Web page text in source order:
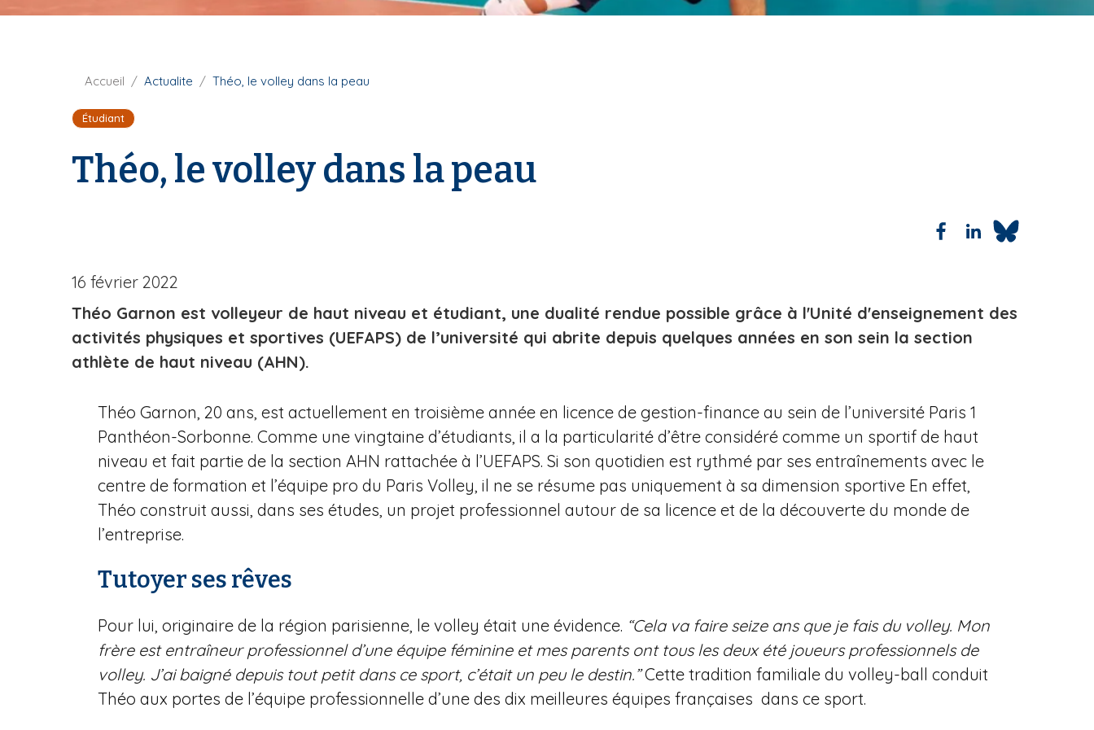
i
F
l
'
A
e
Accueil Actualite Théo, le volley dans la peau
Étudiant
Théo, le volley dans la peau
16 février 2022
Théo Garnon est volleyeur de haut niveau et étudiant, une dualité rendue possible grâce à l'Unité d'enseignement des
activités physiques et sportives (UEFAPS) de l’université qui abrite depuis quelques années en son sein la section
athlète de haut niveau (AHN).
Théo Garnon, 20 ans, est actuellement en troisième année en licence de gestion-finance au sein de l’université Paris 1
Panthéon-Sorbonne. Comme une vingtaine d’étudiants, il a la particularité d’être considéré comme un sportif de haut
niveau et fait partie de la section AHN rattachée à l’UEFAPS. Si son quotidien est rythmé par ses entraînements avec le
centre de formation et l’équipe pro du Paris Volley, il ne se résume pas uniquement à sa dimension sportive En effet,
Théo construit aussi, dans ses études, un projet professionnel autour de sa licence et de la découverte du monde de
l’entreprise.
Tutoyer ses rêves
Pour lui, originaire de la région parisienne, le volley était une évidence. “Cela va faire seize ans que je fais du volley. Mon
frère est entraîneur professionnel d’une équipe féminine et mes parents ont tous les deux été joueurs professionnels de
volley. J’ai baigné depuis tout petit dans ce sport, c’était un peu le destin.”Cette tradition familiale du volley-ball conduit
Théo aux portes de l’équipe professionnelle d’une des dix meilleures équipes françaises dans ce sport.